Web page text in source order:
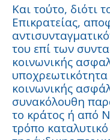
Και τούτο, διότι
Επικρατείας,
του επί των
κοινωνικής
υποχρεωτικότητα
κοινωνικής
συνακόλουθη
το κράτος ή από
τρόπο